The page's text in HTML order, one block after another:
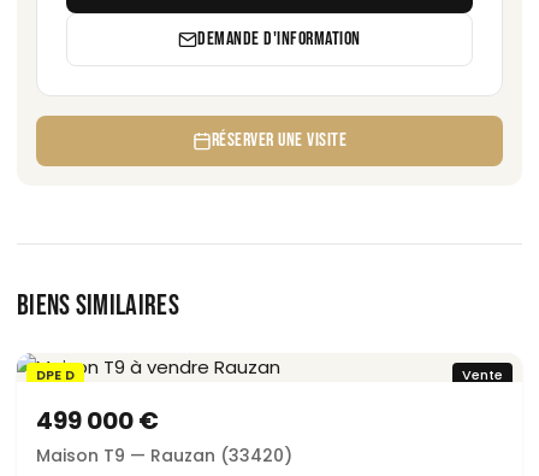
DEMANDE D'INFORMATION
RÉSERVER UNE VISITE
BIENS SIMILAIRES
DPE D Vente
499 000 €
Maison T9 — Rauzan (33420)